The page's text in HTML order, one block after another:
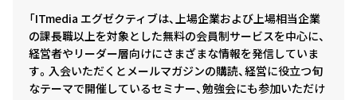
「ITmedia エグゼクティブは、上場企業および上場相当企業
の課長職以上を対象とした無料の会員制サービスを中心に、
経営者やリーダー層向けにさまざまな情報を発信していま
す。入会いただくとメールマガジンの購読、経営に役立つ旬
なテーマで開催しているセミナー、勉強会にも参加いただけ